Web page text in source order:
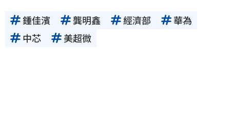
鍾佳濱 龔明鑫 經濟部
華為
中芯
美超微